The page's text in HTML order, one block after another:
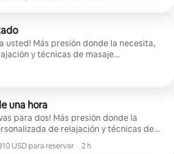
usted! Más presión donde la necesita,
y técnicas de masaje
una hora
presión donde la
de relajación y técnicas de
USD para reservar · 2 h